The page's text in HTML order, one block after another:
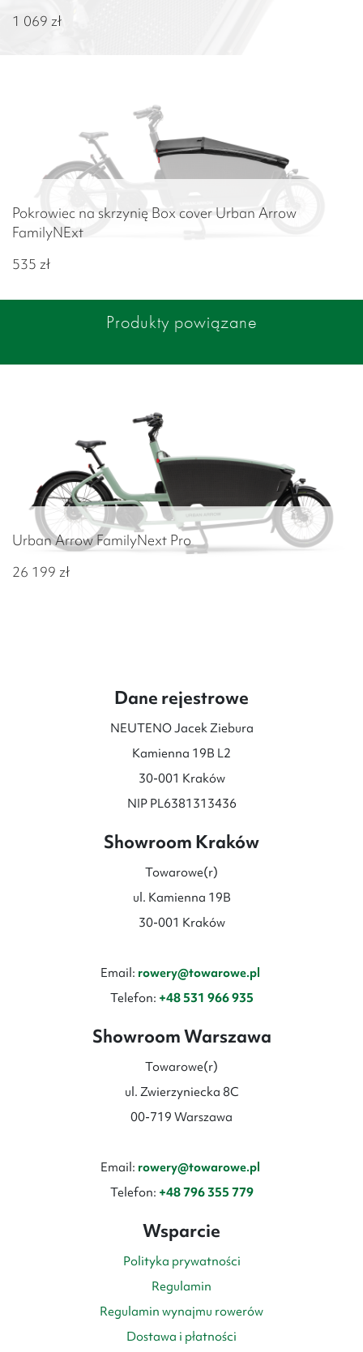
1 069 zł
Pokrowiec na skrzynię Box cover Urban Arrow
FamilyNExt
535 zł
Produkty powiązane
Urban Arrow FamilyNext Pro
26 199 zł
Dane rejestrowe
NEUTENO Jacek Ziebura
Kamienna 19B L2
30-001 Kraków
NIP PL6381313436
Showroom Kraków
Towarowe(r)
ul. Kamienna 19B
30-001 Kraków
Email: rowery@towarowe.pl
Telefon: +48 531 966 935
Showroom Warszawa
Towarowe(r)
ul. Zwierzyniecka 8C
00-719 Warszawa
Email: rowery@towarowe.pl
Telefon: +48 796 355 779
Wsparcie
Polityka prywatności
Regulamin
Regulamin wynajmu rowerów
Dostawa i płatności